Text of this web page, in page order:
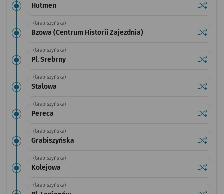
Hutmen
(Grabiszyńska)
Bzowa (Centrum Historii Zajezdnia)
(Grabiszyńska)
Pl. Srebrny
(Grabiszyńska)
Stalowa
(Grabiszyńska)
Pereca
(Grabiszyńska)
Grabiszyńska
(Grabiszyńska)
Kolejowa
(Grabiszyńska)